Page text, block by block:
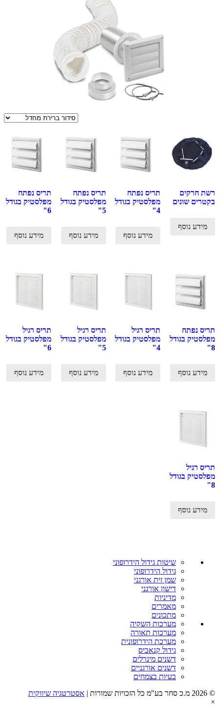
רשת חרקים
בקטרים שונים
מידע נוסף
תריס נפתח
מפלסטיק בגודל
4"
מידע נוסף
תריס נפתח
מפלסטיק בגודל
5"
מידע נוסף
תריס נפתח
מפלסטיק בגודל
6"
מידע נוסף
תריס נפתח
מפלסטיק בגודל
8"
מידע נוסף
תריס רגיל
מפלסטיק בגודל
4"
מידע נוסף
תריס רגיל
מפלסטיק בגודל
5"
מידע נוסף
תריס רגיל
מפלסטיק בגודל
6"
מידע נוסף
תריס רגיל
מפלסטיק בגודל
8"
מידע נוסף
שיטות גידול הידרופוני
גידול הידרופוני
שמן זית אורגני
דישון אורגני
מדיניות
מאמרים
מתכונים
מערכות השקיה
מערכות תאורה
מערכת הידרופונית
גידול קנאביס
דשנים מינרלים
דשנים אורגניים
בעיות בצמחים
© 2026 מ.כ סחר בע"מ כל הזכויות שמורות |
אסטרטגיה שיווקית
×